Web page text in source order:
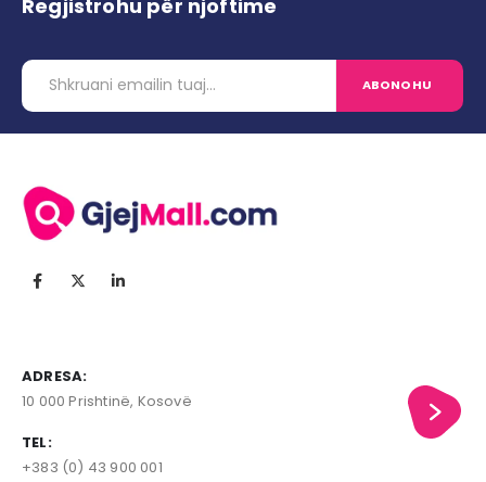
Regjistrohu për njoftime
ADRESA:
10 000 Prishtinë, Kosovë
TEL:
+383 (0) 43 900 001